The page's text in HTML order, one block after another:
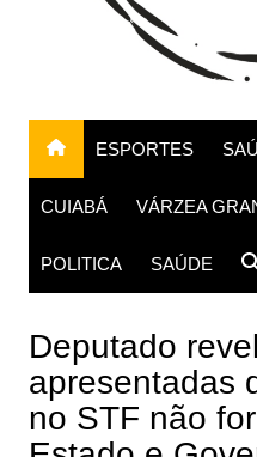
ESPORTES
CUIABÁ VÁRZEA
POLITICA SAÚDE
Deputado
apresentadas
no STF não